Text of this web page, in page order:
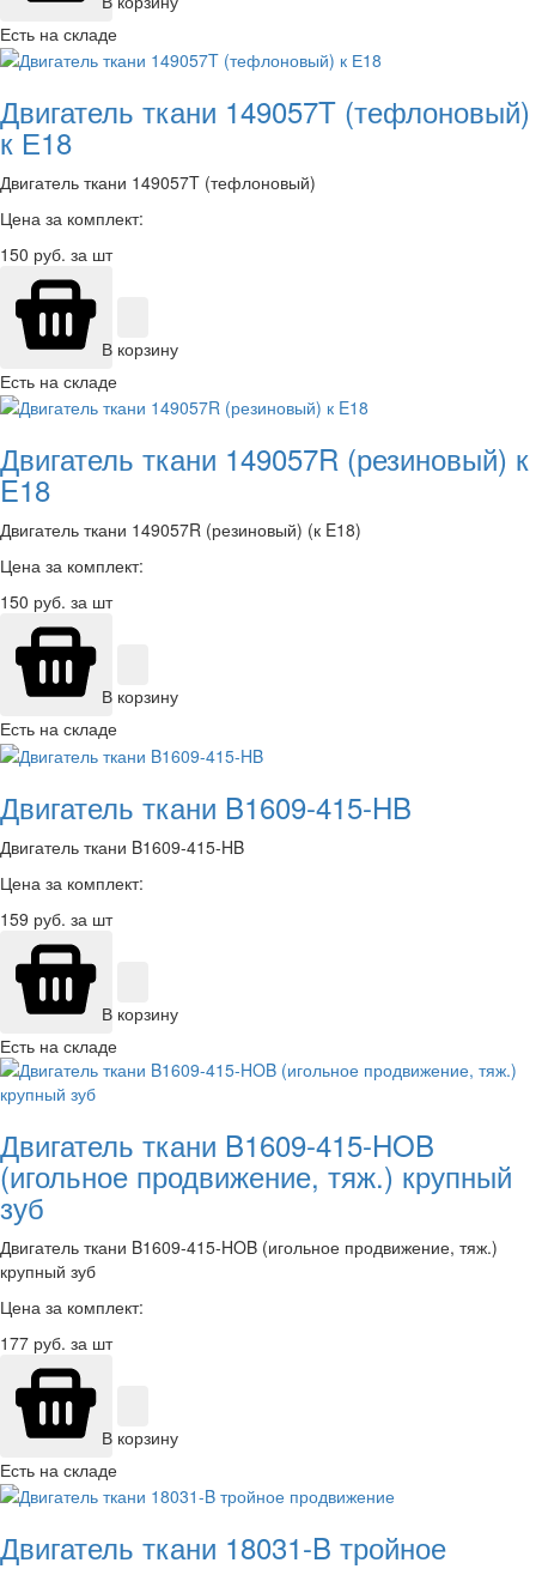
Есть на складе
Двигатель ткани 149057T (тефлоновый)
к Е18
Двигатель ткани 149057T (тефлоновый)
Цена за комплект:
150 руб. за шт
В корзину
Есть на складе
Двигатель ткани 149057R (резиновый) к
E18
Двигатель ткани 149057R (резиновый) (к E18)
Цена за комплект:
150 руб. за шт
В корзину
Есть на складе
Двигатель ткани B1609-415-HB
Двигатель ткани B1609-415-HB
Цена за комплект:
159 руб. за шт
В корзину
Есть на складе
Двигатель ткани B1609-415-HOB
(игольное продвижение, тяж.) крупный
зуб
Двигатель ткани B1609-415-HOB (игольное продвижение, тяж.)
крупный зуб
Цена за комплект:
177 руб. за шт
В корзину
Есть на складе
Двигатель ткани 18031-B тройное